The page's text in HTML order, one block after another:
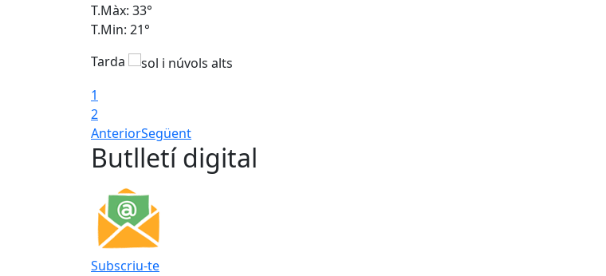
T.Màx: 33°
T.Min: 21°
Tarda
1
2
AnteriorSegüent
Butlletí digital
Subscriu-te